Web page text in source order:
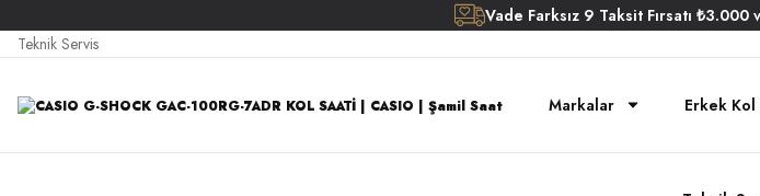
Vade Farksız 9 Taksit Fırsatı ₺3.000
Teknik Servis
Markalar Erkek Kol